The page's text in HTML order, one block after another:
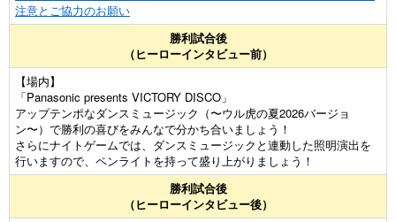
注意とご協力のお願い
勝利試合後
（ヒーローインタビュー前）
【場内】
「Panasonic presents VICTORY DISCO」
アップテンポなダンスミュージック（〜ウル虎の夏2026バージョ
ン〜）で勝利の喜びをみんなで分かち合いましょう！
さらにナイトゲームでは、ダンスミュージックと連動した照明演出を
行いますので、ペンライトを持って盛り上がりましょう！
勝利試合後
（ヒーローインタビュー後）